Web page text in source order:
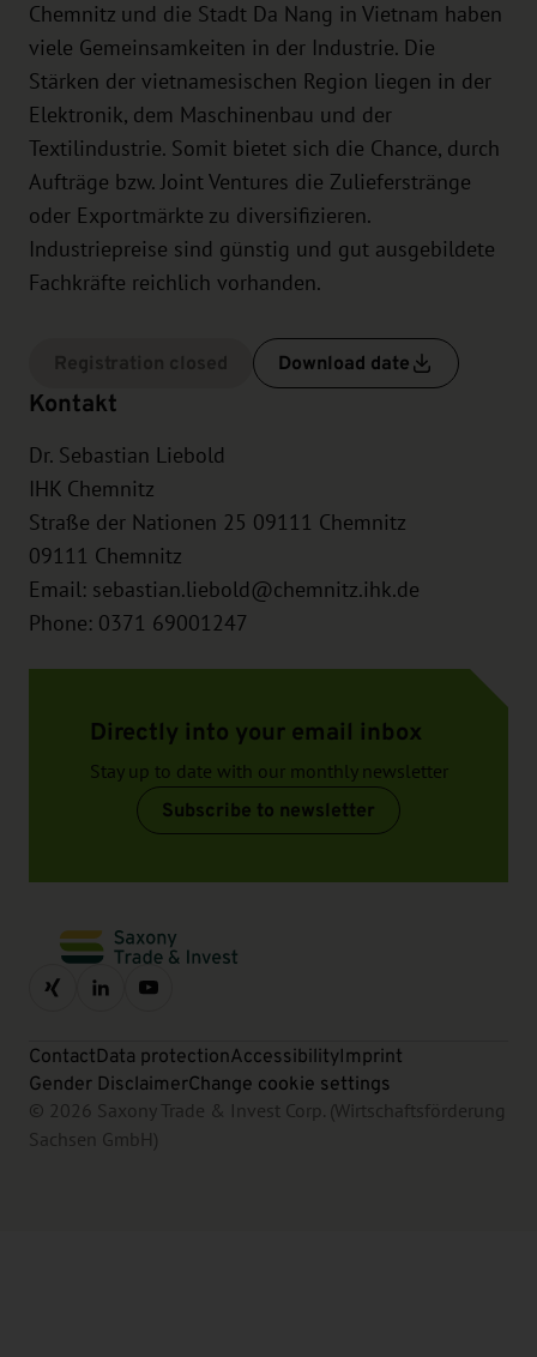
Chemnitz und die Stadt Da Nang in Vietnam haben
viele Gemeinsamkeiten in der Industrie. Die
Stärken der vietnamesischen Region liegen in der
Elektronik, dem Maschinenbau und der
Textilindustrie. Somit bietet sich die Chance, durch
Aufträge bzw. Joint Ventures die Zulieferstränge
oder Exportmärkte zu diversifizieren.
Industriepreise sind günstig und gut ausgebildete
Fachkräfte reichlich vorhanden.
Download date
Kontakt
Dr. Sebastian Liebold
IHK Chemnitz
Straße der Nationen 25 09111 Chemnitz
09111 Chemnitz
Email: sebastian.liebold@chemnitz.ihk.de
Phone: 0371 69001247
Directly into your email inbox
Stay up to date with our monthly newsletter
Subscribe to newsletter
ContactData protectionAccessibilityImprint
Gender DisclaimerChange cookie settings
© 2026 Saxony Trade & Invest Corp. (Wirtschaftsförderung
Sachsen GmbH)